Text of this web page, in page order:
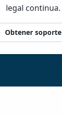
legal continua.
Obtener soporte